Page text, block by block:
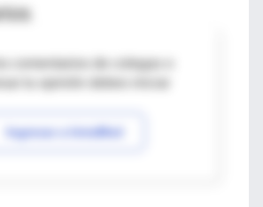
comentarios de colegas o
Ingresar a IntraMed